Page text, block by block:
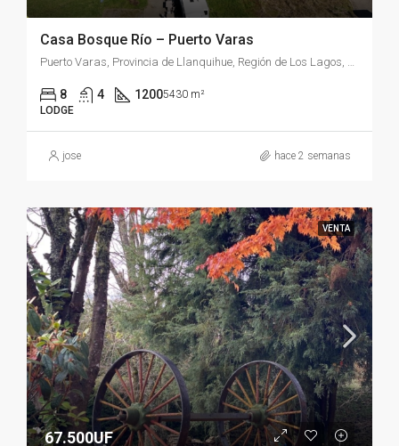
Casa Bosque Río – Puerto Varas
8 4 12005430 m²
LODGE
jose hace 2 semanas
VENTA
67.500UF